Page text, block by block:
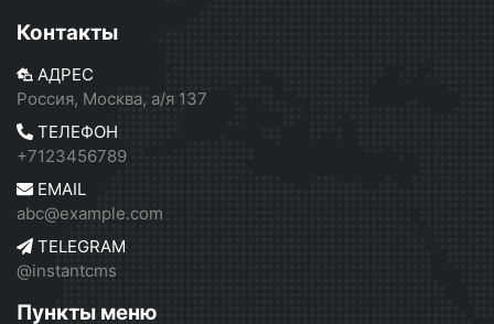
Контакты
АДРЕС
Россия, Москва, а/я 137
ТЕЛЕФОН
+7123456789
EMAIL
abc@example.com
TELEGRAM
@instantcms
Пункты меню